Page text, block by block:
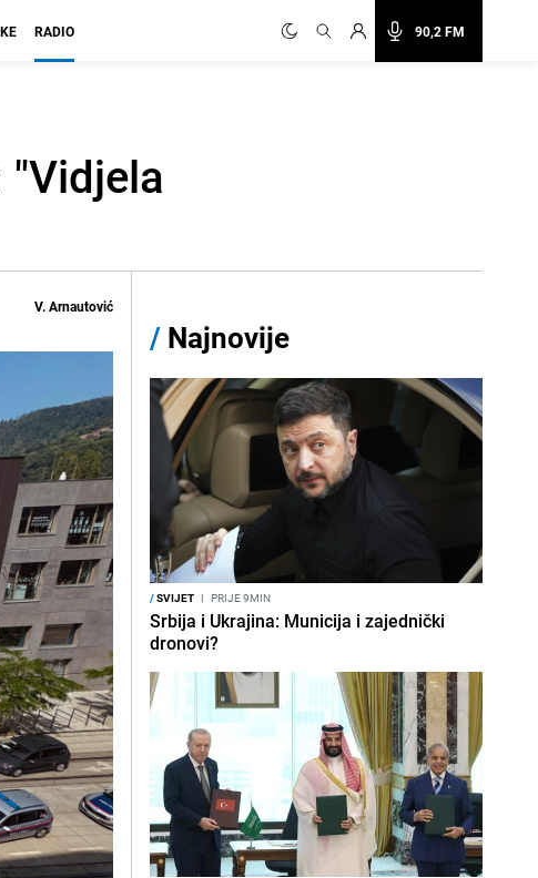
90,2 FM
RADIO
"Vidjela
V. Arnautović
/ Najnovije
/SVIJET I PRIJE 9MIN
Srbija i Ukrajina: Municija i zajednički
dronovi?